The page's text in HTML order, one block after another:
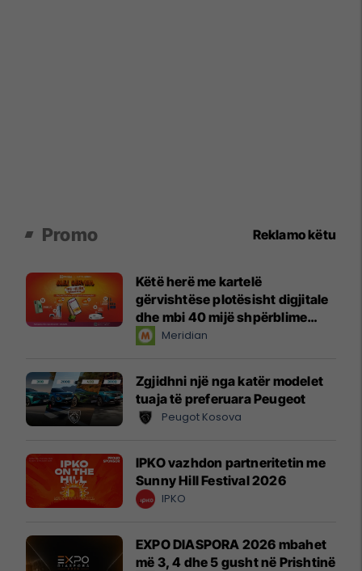
Promo Reklamo këtu
Këtë herë me kartelë
gërvishtëse plotësisht digjitale
dhe mbi 40 mijë shpërblime
instant!Meridian
Zgjidhni një nga katër modelet
tuaja të preferuara Peugeot
Peugot Kosova
IPKO vazhdon partneritetin me
Sunny Hill Festival 2026
IPKO
EXPO DIASPORA 2026 mbahet
më 3, 4 dhe 5 gusht në Prishtinë